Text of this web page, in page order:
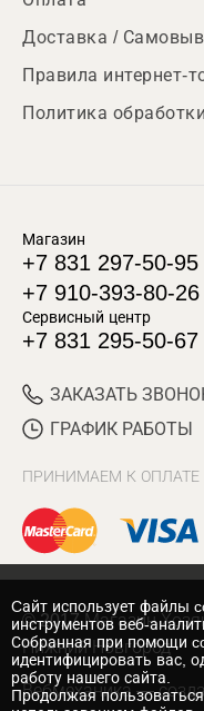
Доставка /
Правила интернет-
Политика
Магазин
+7 831 297-50-95
+7 910-393-80-26
Сервисный центр
+7 831 295-50-67
ЗАКАЗАТЬ
ГРАФИК РАБОТЫ
ПРИНИМАЕМ К ОПЛАТЕ
© 2017 Магазин
Нижний Новгород
Вебмеханика —
Cайт использует файлы
инструментов веб-
Собранная при помощи
идентифицировать вас,
работу нашего сайта.
Продолжая